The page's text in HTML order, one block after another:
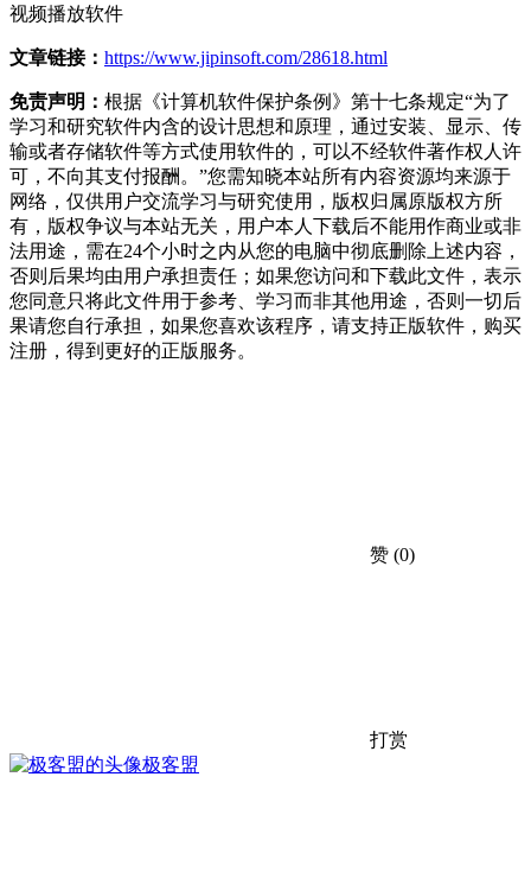
视频播放软件
文章链接： https://www.jipinsoft.com/28618.html
免责声明： 根据《计算机软件保护条例》第十七条规定“为了
学习和研究软件内含的设计思想和原理，通过安装、显示、传
输或者存储软件等方式使用软件的，可以不经软件著作权人许
可，不向其支付报酬。”您需知晓本站所有内容资源均来源于
网络，仅供用户交流学习与研究使用，版权归属原版权方所
有，版权争议与本站无关，用户本人下载后不能用作商业或非
法用途，需在24个小时之内从您的电脑中彻底删除上述内容，
否则后果均由用户承担责任；如果您访问和下载此文件，表示
您同意只将此文件用于参考、学习而非其他用途，否则一切后
果请您自行承担，如果您喜欢该程序，请支持正版软件，购买
注册，得到更好的正版服务。
赞 (0)
打赏
极客盟